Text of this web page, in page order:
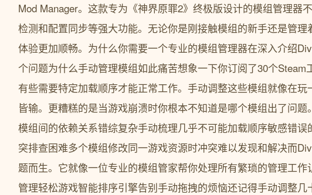
Mod Manager。这款专为《神界原罪2》终极版设计的模组管理器
检测和配置同步等强大功能。无论你是刚接触模组的新手还是管
体验更加顺畅。为什么你需要一个专业的模组管理器在深入介绍
个问题为什么手动管理模组如此痛苦想象一下你订阅了30个
有些需要特定加载顺序才能正常工作。手动调整这些模组就像在
皆输。更糟糕的是当游戏崩溃时你根本不知道是哪个模组出了问
模组间的依赖关系错综复杂手动梳理几乎不可能加载顺序敏感错
突排查困难多个模组修改同一游戏资源时冲突难以发现和解决而
题而生。它就像一位专业的模组管家帮你处理所有繁琐的管理工
管理轻松游戏智能排序引擎告别手动拖拽的烦恼还记得手动调整